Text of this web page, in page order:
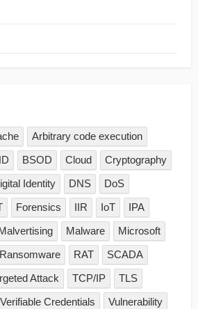
Arbitrary code execution
BSOD Cloud
Cryptography
Identity DNS
DoS
Forensics IIR IoT
IPA
Malware
Microsoft
Ransomware RAT
SCADA
Attack TCP/IP
TLS
Verifiable Credentials
Vulnerability